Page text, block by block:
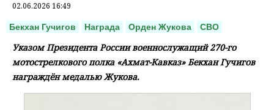
02.06.2026 16:49
Бекхан Гучигов Награда Орден Жукова СВО
Указом Президента России военнослужащий 270-го
мотострелкового полка «Ахмат-Кавказ» Бекхан Гучигов
награждён медалью Жукова.